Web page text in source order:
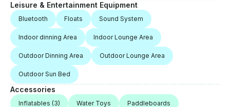
Leisure & Entertainment Equipment
Bluetooth Floats Sound System
Indoor dinning Area Indoor Lounge Area
Outdoor Dinning Area Outdoor Lounge Area
Outdoor Sun Bed
Accessories
Inflatables (3) Water Toys Paddleboards